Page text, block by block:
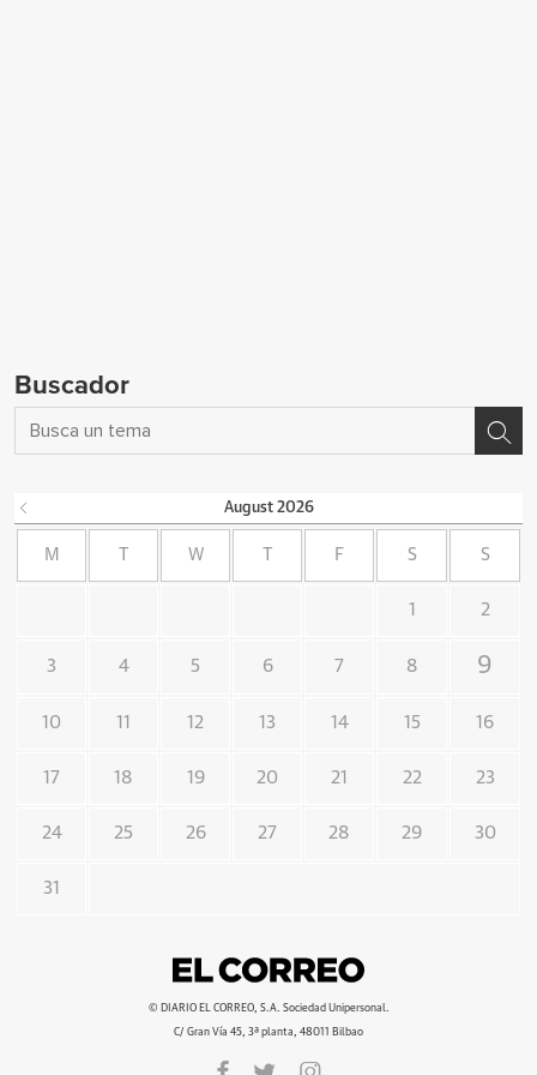
Buscador
August 2026
M W F S S
1 2
3 4 5 6 7 8 9
10 11 12 13 14 15 16
17 18 19 20 21 22 23
24 25 26 27 28 29 30
31
© DIARIO EL CORREO, S.A. Sociedad Unipersonal.
C/ Gran Vía 45, 3ª planta, 48011 Bilbao